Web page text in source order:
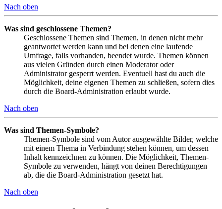
Nach oben
Was sind geschlossene Themen?
Geschlossene Themen sind Themen, in denen nicht mehr
geantwortet werden kann und bei denen eine laufende
Umfrage, falls vorhanden, beendet wurde. Themen können
aus vielen Gründen durch einen Moderator oder
Administrator gesperrt werden. Eventuell hast du auch die
Möglichkeit, deine eigenen Themen zu schließen, sofern dies
durch die Board-Administration erlaubt wurde.
Nach oben
Was sind Themen-Symbole?
Themen-Symbole sind vom Autor ausgewählte Bilder, welche
mit einem Thema in Verbindung stehen können, um dessen
Inhalt kennzeichnen zu können. Die Möglichkeit, Themen-
Symbole zu verwenden, hängt von deinen Berechtigungen
ab, die die Board-Administration gesetzt hat.
Nach oben